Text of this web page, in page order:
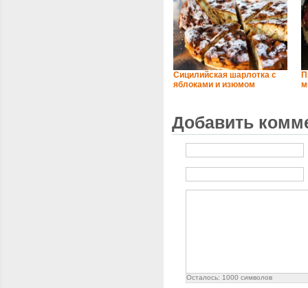
Сицилийская шарлотка с
яблоками и изюмом
Добавить
Осталось: 1000 символов